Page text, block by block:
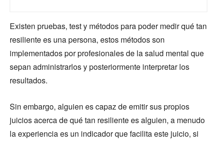
Existen pruebas, test y métodos para poder medir qué tan
resiliente es una persona, estos métodos son
implementados por profesionales de la salud mental que
sepan administrarlos y posteriormente interpretar los
resultados.
Sin embargo, alguien es capaz de emitir sus propios
juicios acerca de qué tan resiliente es alguien, a menudo
la experiencia es un indicador que facilita este juicio, si